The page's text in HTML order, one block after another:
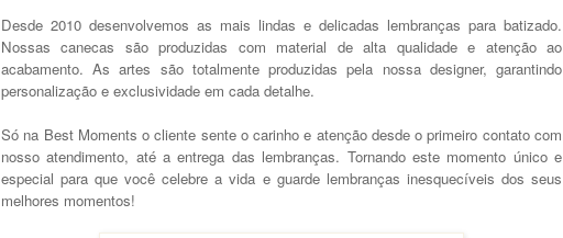
Desde 2010 desenvolvemos as mais lindas e delicadas lembranças para batizado.
Nossas canecas são produzidas com material de alta qualidade e atenção ao
acabamento. As artes são totalmente produzidas pela nossa designer, garantindo
personalização e exclusividade em cada detalhe.
Só na Best Moments o cliente sente o carinho e atenção desde o primeiro contato com
nosso atendimento, até a entrega das lembranças. Tornando este momento único e
especial para que você celebre a vida e guarde lembranças inesquecíveis dos seus
melhores momentos!